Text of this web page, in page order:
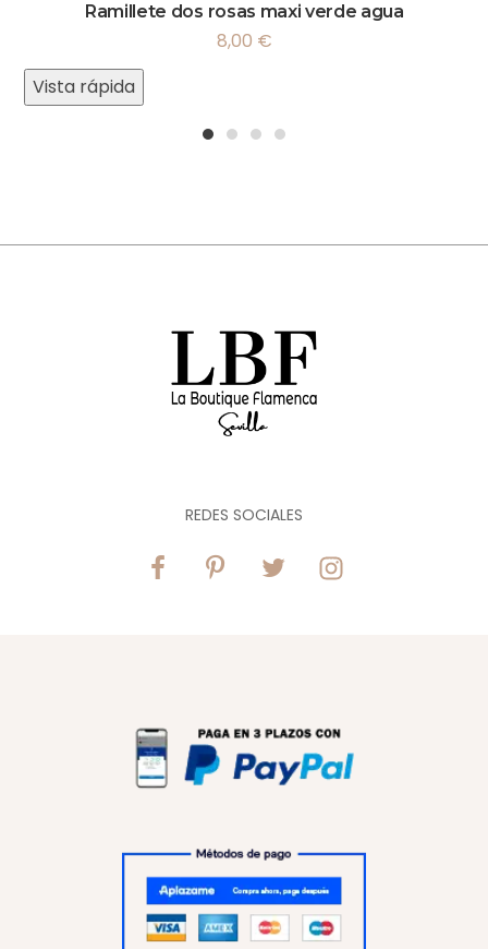
Ramillete dos rosas maxi verde agua
8,00 €
Vista rápida
REDES SOCIALES